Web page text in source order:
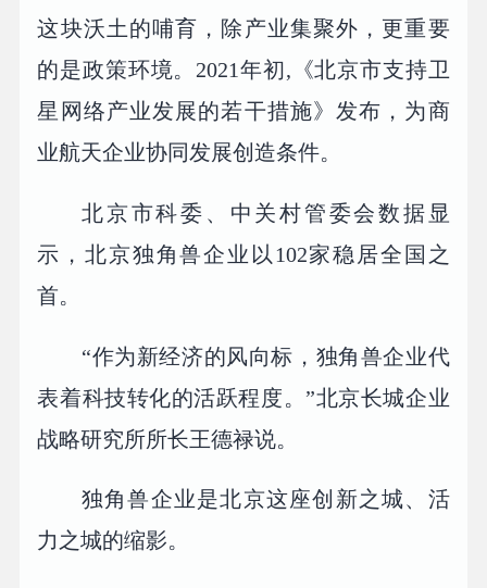
这块沃土的哺育，除产业集聚外，更重要
的是政策环境。2021年初,《北京市支持卫
星网络产业发展的若干措施》发布，为商
业航天企业协同发展创造条件。
北京市科委、中关村管委会数据显
示，北京独角兽企业以102家稳居全国之
首。
“作为新经济的风向标，独角兽企业代
表着科技转化的活跃程度。”北京长城企业
战略研究所所长王德禄说。
独角兽企业是北京这座创新之城、活
力之城的缩影。